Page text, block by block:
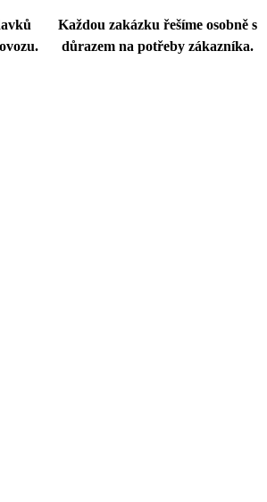
Každou zakázku řešíme osobně s
důrazem na potřeby zákazníka.